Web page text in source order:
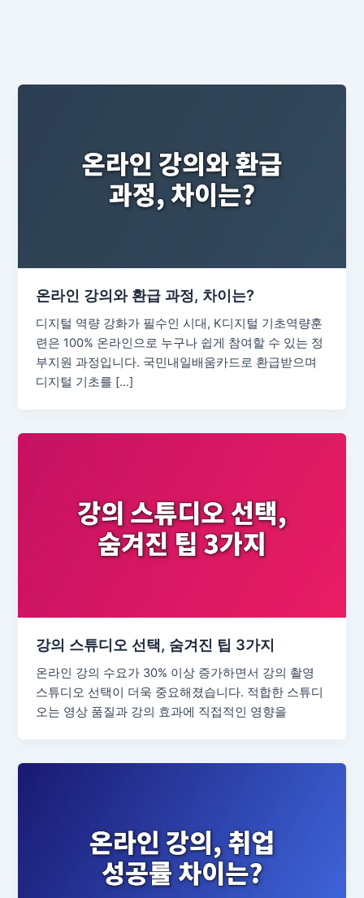
온라인 강의와 환급 과정, 차이는?
디지털 역량 강화가 필수인 시대, K디지털 기초역량훈
련은 100% 온라인으로 누구나 쉽게 참여할 수 있는 정
부지원 과정입니다. 국민내일배움카드로 환급받으며
디지털 기초를 […]
강의 스튜디오 선택, 숨겨진 팁 3가지
온라인 강의 수요가 30% 이상 증가하면서 강의 촬영
스튜디오 선택이 더욱 중요해졌습니다. 적합한 스튜디
오는 영상 품질과 강의 효과에 직접적인 영향을